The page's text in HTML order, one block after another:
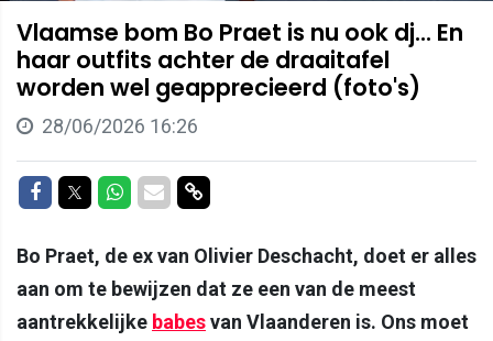
Vlaamse bom Bo Praet is nu ook dj... En
haar outfits achter de draaitafel
worden wel geapprecieerd (foto's)
28/06/2026 16:26
Delen op Facebook
Delen op Twitter
Delen op Whatsapp
Delen via Mail
Delen via link
Bo Praet, de ex van Olivier Deschacht, doet er alles
aan om te bewijzen dat ze een van de meest
aantrekkelijke babesvan Vlaanderen is. Ons moet